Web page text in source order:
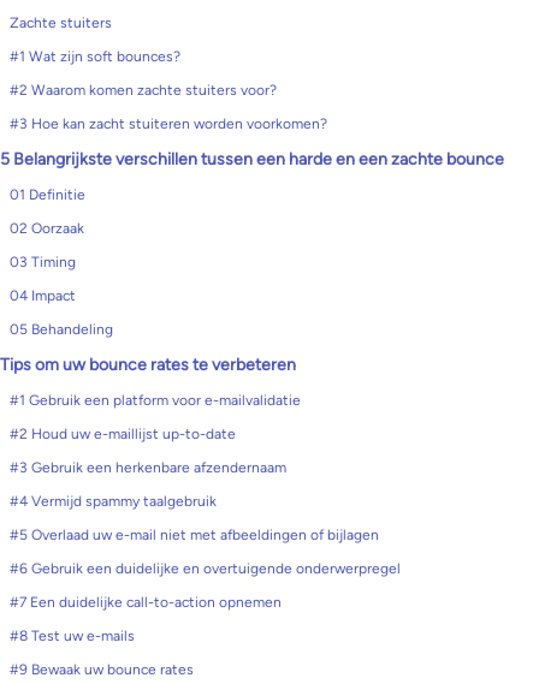
Zachte stuiters
#1 Wat zijn soft bounces?
#2 Waarom komen zachte stuiters voor?
#3 Hoe kan zacht stuiteren worden voorkomen?
5 Belangrijkste verschillen tussen een harde en een zachte bounce
01 Definitie
02 Oorzaak
03 Timing
04 Impact
05 Behandeling
Tips om uw bounce rates te verbeteren
#1 Gebruik een platform voor e-mailvalidatie
#2 Houd uw e-maillijst up-to-date
#3 Gebruik een herkenbare afzendernaam
#4 Vermijd spammy taalgebruik
#5 Overlaad uw e-mail niet met afbeeldingen of bijlagen
#6 Gebruik een duidelijke en overtuigende onderwerpregel
#7 Een duidelijke call-to-action opnemen
#8 Test uw e-mails
#9 Bewaak uw bounce rates